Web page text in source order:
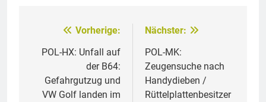
Beitragsnavigation
Vorherige:
POL-HX: Unfall auf
der B64:
Gefahrgutzug und
VW Golf landen im
Nächster:
POL-MK:
Zeugensuche nach
Handydieben /
Rüttelplattenbesitzer